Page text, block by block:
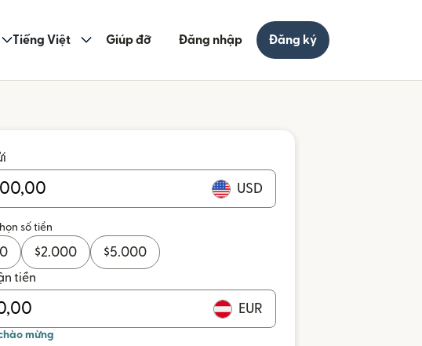
Tiếng Việt Giúp đỡ Đăng nhập Đăng ký
USD
số tiền
$2.000 $5.000
tiền
EUR
mừng